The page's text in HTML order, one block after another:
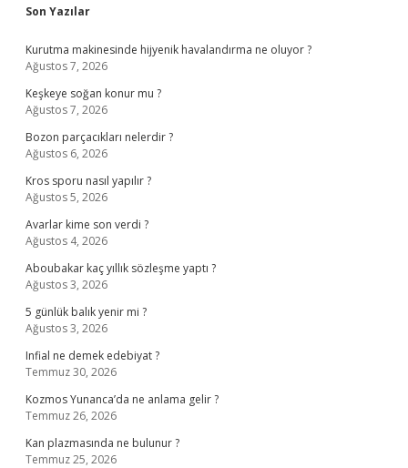
Sidebar
Son Yazılar
Kurutma makinesinde hijyenik havalandırma ne oluyor ?
Ağustos 7, 2026
Keşkeye soğan konur mu ?
Ağustos 7, 2026
Bozon parçacıkları nelerdir ?
Ağustos 6, 2026
Kros sporu nasıl yapılır ?
Ağustos 5, 2026
Avarlar kime son verdi ?
Ağustos 4, 2026
Aboubakar kaç yıllık sözleşme yaptı ?
Ağustos 3, 2026
5 günlük balık yenir mi ?
Ağustos 3, 2026
Infial ne demek edebiyat ?
Temmuz 30, 2026
Kozmos Yunanca’da ne anlama gelir ?
Temmuz 26, 2026
Kan plazmasında ne bulunur ?
Temmuz 25, 2026